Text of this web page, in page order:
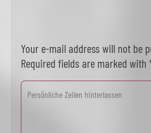
Your e-mail address will not be
Required fields are marked with